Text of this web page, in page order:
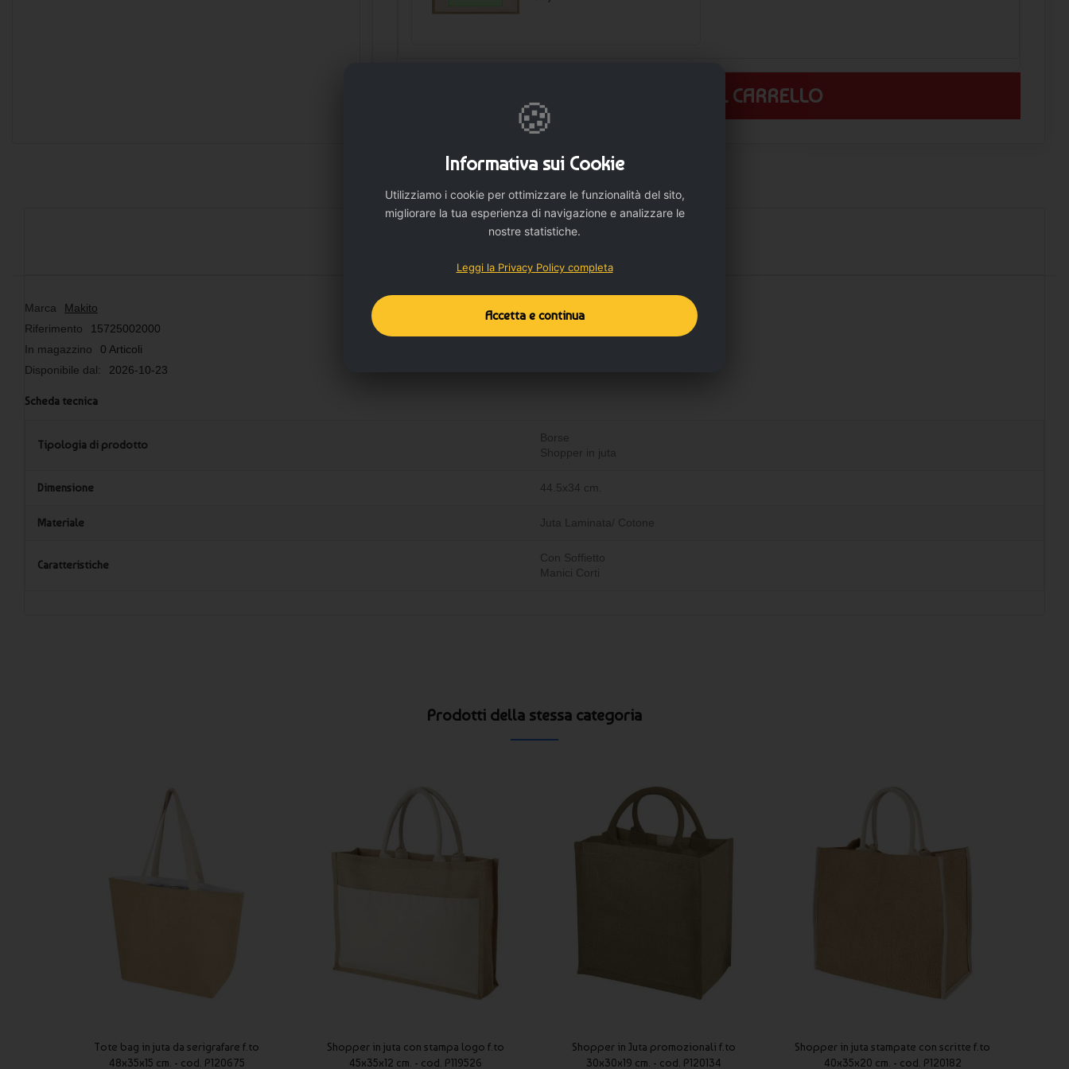
🛒 AGGIUNGI AL CARRELLO
Marca
Makito
Riferimento
15725002000
In magazzino
0 Articoli
Disponibile dal:
2026-10-23
Scheda tecnica
Tipologia di prodotto
Borse
Shopper in juta
Dimensione 44.5x34 cm.
Materiale Juta Laminata/ Cotone
Caratteristiche
Con Soffietto
Manici Corti
Prodotti della stessa categoria
Tote bag in juta da serigrafare f.to
48x35x15 cm. - cod. P120675
Shopper in juta con stampa logo f.to
45x35x12 cm. - cod. P119526
Shopper in Juta promozionali f.to
30x30x19 cm. - cod. P120134
Shopper in juta stampate con scritte f.to
40x35x20 cm. - cod. P120182
🍪
Informativa sui Cookie
Utilizziamo i cookie per ottimizzare le funzionalità del sito,
migliorare la tua esperienza di navigazione e analizzare le
nostre statistiche.
Leggi la Privacy Policy completa
Accetta e continua